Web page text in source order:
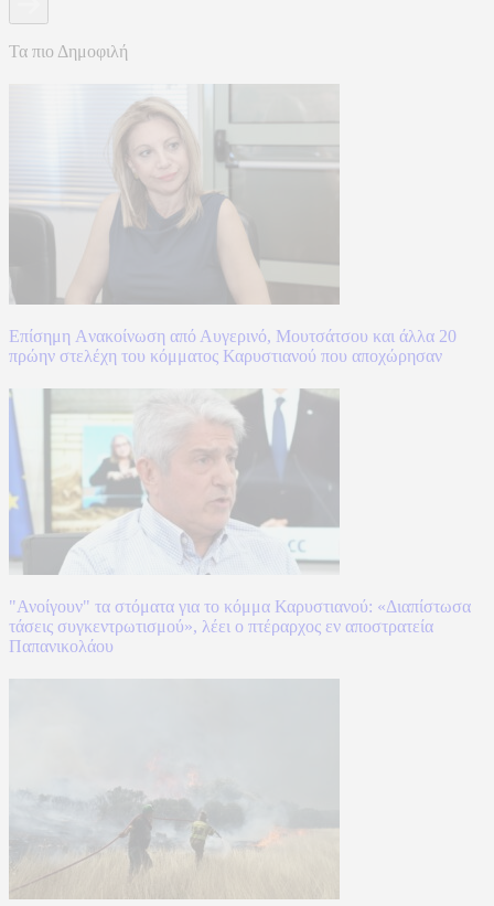
Τα πιο Δημοφιλή
Επίσημη Aνακοίνωση από Αυγερινό, Μουτσάτσου και άλλα 20
πρώην στελέχη του κόμματος Καρυστιανού που αποχώρησαν
"Ανοίγουν" τα στόματα για το κόμμα Καρυστιανού: «Διαπίστωσα
τάσεις συγκεντρωτισμού», λέει ο πτέραρχος εν αποστρατεία
Παπανικολάου